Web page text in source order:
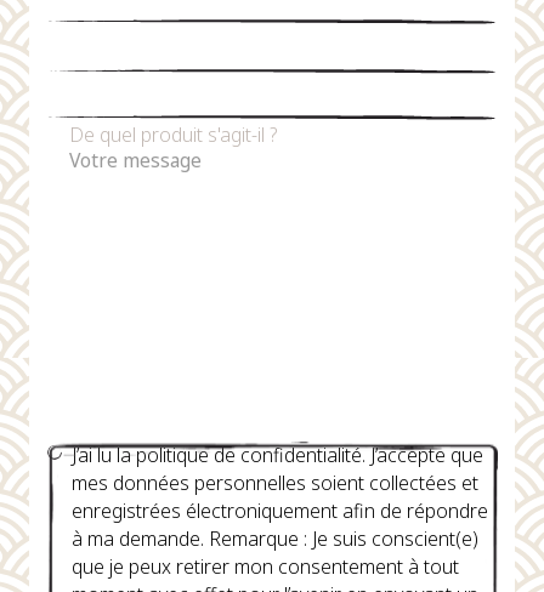
De quel produit s'agit-il ?
J’ai lu la politique de confidentialité. J’accepte que
mes données personnelles soient collectées et
enregistrées électroniquement afin de répondre
à ma demande. Remarque : Je suis conscient(e)
que je peux retirer mon consentement à tout